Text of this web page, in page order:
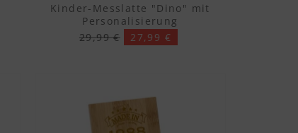
Kinder-Messlatte "Dino" mit
Personalisierung
29,99 €
27,99 €